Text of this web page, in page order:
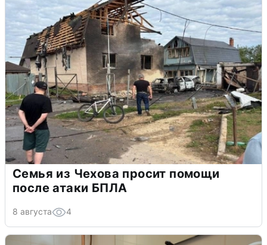
Семья из Чехова просит помощи
после атаки БПЛА
8 августа 4